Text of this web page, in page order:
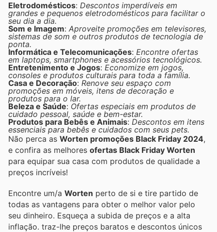
Eletrodomésticos: Descontos imperdíveis em
grandes e pequenos eletrodomésticos para facilitar o
seu dia a dia.
Som e Imagem: Aproveite promoções em televisores,
sistemas de som e outros produtos de tecnologia de
ponta.
Informática e Telecomunicações: Encontre ofertas
em laptops, smartphones e acessórios tecnológicos.
Entretenimento e Jogos: Economize em jogos,
consoles e produtos culturais para toda a família.
Casa e Decoração: Renove seu espaço com
promoções em móveis, itens de decoração e
produtos para o lar.
Beleza e Saúde: Ofertas especiais em produtos de
cuidado pessoal, saúde e bem-estar.
Produtos para Bebês e Animais: Descontos em itens
essenciais para bebês e cuidados com seus pets.
Não perca as Worten promoções Black Friday 2024,
e confira as melhores ofertas Black Friday Worten
para equipar sua casa com produtos de qualidade a
preços incríveis!
Encontre um/a Worten perto de si e tire partido de
todas as vantagens para obter o melhor valor pelo
seu dinheiro. Esqueça a subida de preços e a alta
inflação. traz-lhe preços baratos e descontos únicos